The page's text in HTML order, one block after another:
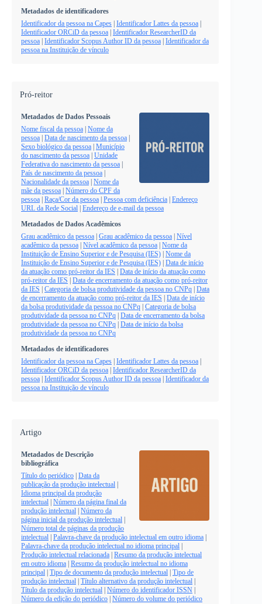
Metadados de identificadores
Identificador da pessoa na Capes Identificador Lattes da pessoa
Identificador ORCiD da pessoa Identificador ResearcherID da
pessoa Identificador Scopus Author ID da pessoa Identificador da
pessoa na Instituição de vínculo
Pró-reitor
Metadados de Dados Pessoais
Nome fiscal da pessoa Nome da
pessoa Data de nascimento da pessoa
Sexo biológico da pessoa Município
do nascimento da pessoa Unidade
Federativa do nascimento da pessoa
País de nascimento da pessoa
Nacionalidade da pessoa Nome da
mãe da pessoa Número do CPF da
pessoa Raça/Cor da pessoa Pessoa com deficiência Endereço
URL da Rede Social Endereço de e-mail da pessoa
Metadados de Dados Acadêmicos
Grau acadêmico da pessoa Grau acadêmico da pessoa Nível
acadêmico da pessoa Nível acadêmico da pessoa Nome da
Instituição de Ensino Superior e de Pesquisa (IES) Nome da
Instituição de Ensino Superior e de Pesquisa (IES) Data de início
da atuação como pró-reitor da IES
Data de início da atuação como
pró-reitor da IES
Data de encerramento da atuação como pró-reitor
da IES
Categoria de bolsa produtividade da pessoa no CNPq Data
de encerramento da atuação como pró-reitor da IES
Data de início
da bolsa produtividade da pessoa no CNPq Categoria de bolsa
produtividade da pessoa no CNPq Data de encerramento da bolsa
produtividade da pessoa no CNPq Data de início da bolsa
produtividade da pessoa no CNPq
Metadados de identificadores
Identificador da pessoa na Capes Identificador Lattes da pessoa
Identificador ORCiD da pessoa Identificador ResearcherID da
pessoa Identificador Scopus Author ID da pessoa Identificador da
pessoa na Instituição de vínculo
Artigo
Metadados de Descrição
bibliográfica
Título do periódico Data da
publicação da produção intelectual
Idioma principal da produção
intelectual Número da página final da
produção intelectual Número da
página inicial da produção intelectual
Número total de páginas da produção
intelectual Palavra-chave da produção intelectual em outro idioma
Palavra-chave da produção intelectual no idioma principal
Produção intelectual relacionada Resumo da produção intelectual
em outro idioma Resumo da produção intelectual no idioma
principal Tipo de documento da produção intelectual Tipo de
produção intelectual Título alternativo da produção intelectual
Título da produção intelectual Número do identificador ISSN
Número da edição do periódico Número do volume do periódico